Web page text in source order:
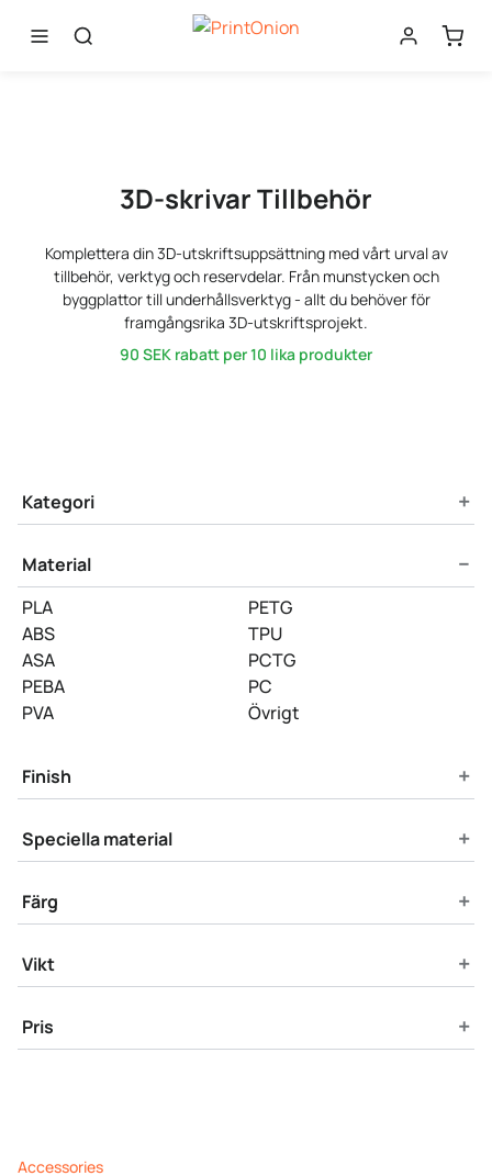
3D-skrivar Tillbehör
Komplettera din 3D-utskriftsuppsättning med vårt urval av
tillbehör, verktyg och reservdelar. Från munstycken och
byggplattor till underhållsverktyg - allt du behöver för
framgångsrika 3D-utskriftsprojekt.
90 SEK rabatt per 10 lika produkter
Product Filters
Kategori +
Material −
PLA
PETG
ABS
TPU
ASA
PCTG
PEBA
PC
PVA
Övrigt
Finish +
Speciella material +
Färg +
Vikt +
Pris +
Accessories